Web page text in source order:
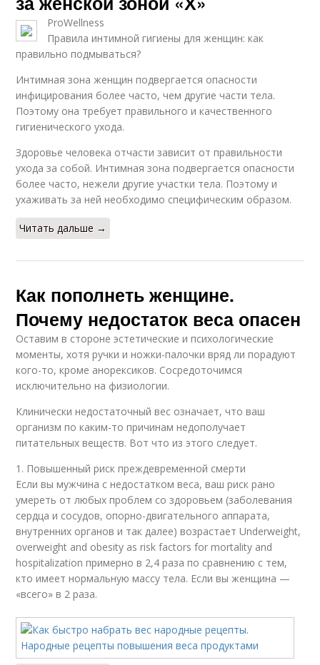
ProWellness
Правила интимной гигиены для женщин: как
правильно подмываться?
Интимная зона женщин подвергается опасности
инфицирования более часто, чем другие части тела.
Поэтому она требует правильного и качественного
гигиенического ухода.
Здоровье человека отчасти зависит от правильности
ухода за собой. Интимная зона подвергается опасности
более часто, нежели другие участки тела. Поэтому и
ухаживать за ней необходимо специфическим образом.
Читать дальше →
Как пополнеть женщине.
Почему недостаток веса опасен
Оставим в стороне эстетические и психологические
моменты, хотя ручки и ножки-палочки вряд ли порадуют
кого-то, кроме анорексиков. Сосредоточимся
исключительно на физиологии.
Клинически недостаточный вес означает, что ваш
организм по каким-то причинам недополучает
питательных веществ. Вот что из этого следует.
1. Повышенный риск преждевременной смерти
Если вы мужчина с недостатком веса, ваш риск рано
умереть от любых проблем со здоровьем (заболевания
сердца и сосудов, опорно-двигательного аппарата,
внутренних органов и так далее) возрастает Underweight,
overweight and obesity as risk factors for mortality and
hospitalization примерно в 2,4 раза по сравнению с тем,
кто имеет нормальную массу тела. Если вы женщина —
«всего» в 2 раза.